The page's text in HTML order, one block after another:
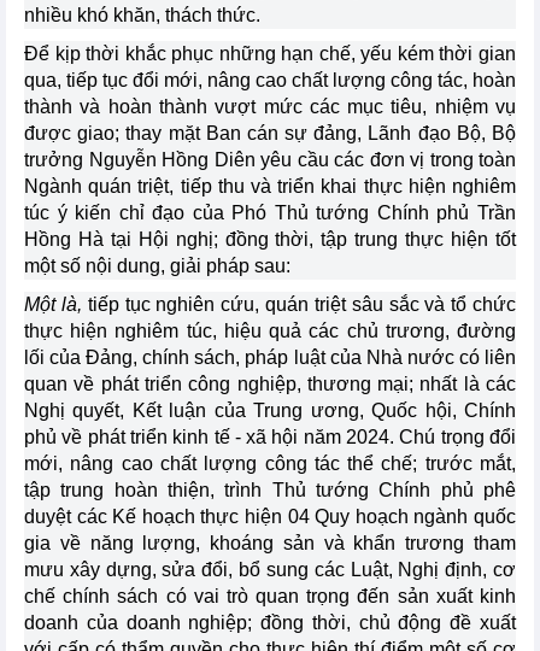
nhiều khó khăn, thách thức.
Để kịp thời khắc phục những hạn chế, yếu kém thời gian
qua, tiếp tục đổi mới, nâng cao chất lượng công tác, hoàn
thành và hoàn thành vượt mức các mục tiêu, nhiệm vụ
được giao; thay mặt Ban cán sự đảng, Lãnh đạo Bộ, Bộ
trưởng Nguyễn Hồng Diên yêu cầu các đơn vị trong toàn
Ngành quán triệt, tiếp thu và triển khai thực hiện nghiêm
túc ý kiến chỉ đạo của Phó Thủ tướng Chính phủ Trần
Hồng Hà tại Hội nghị; đồng thời, tập trung thực hiện tốt
một số nội dung, giải pháp sau:
Một là, tiếp tục nghiên cứu, quán triệt sâu sắc và tổ chức
thực hiện nghiêm túc, hiệu quả các chủ trương, đường
lối của Đảng, chính sách, pháp luật của Nhà nước có liên
quan về phát triển công nghiệp, thương mại; nhất là các
Nghị quyết, Kết luận của Trung ương, Quốc hội, Chính
phủ về phát triển kinh tế - xã hội năm 2024. Chú trọng đổi
mới, nâng cao chất lượng công tác thể chế; trước mắt,
tập trung hoàn thiện, trình Thủ tướng Chính phủ phê
duyệt các Kế hoạch thực hiện 04 Quy hoạch ngành quốc
gia về năng lượng, khoáng sản và khẩn trương tham
mưu xây dựng, sửa đổi, bổ sung các Luật, Nghị định, cơ
chế chính sách có vai trò quan trọng đến sản xuất kinh
doanh của doanh nghiệp; đồng thời, chủ động đề xuất